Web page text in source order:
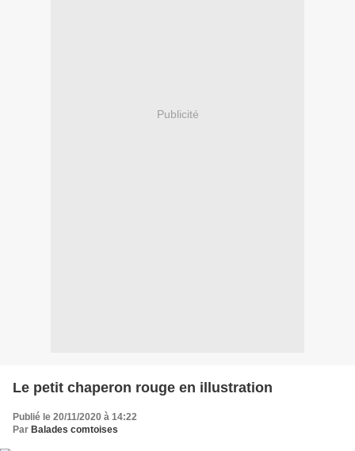
Publicité
Le petit chaperon rouge en illustration
Publié le 20/11/2020 à 14:22
Par Balades comtoises